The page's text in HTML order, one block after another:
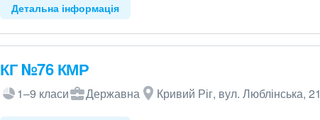
Детальна інформація
КГ №76 КМР
1–9 класи Державна Кривий Ріг, вул. Люблінська, 21